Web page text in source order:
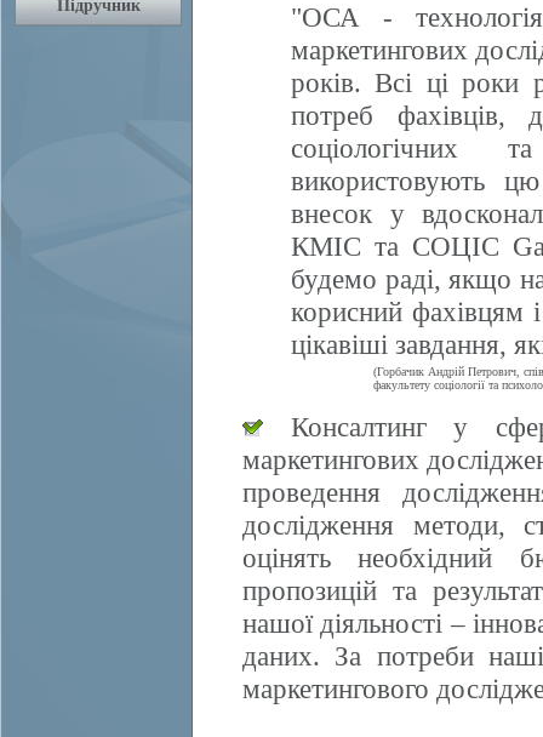
"ОСА -
маркетингових
років. Всі ці роки
потреб фахівців,
соціологічних
використовують
внесок у
КМІС та СОЦІС
будемо раді, якщо
корисний фахівцям
цікавіші завдання,
(Горбачик Андрій Петрович,
факультету соціології та
Консалтинг у
маркетингових
проведення
дослідження методи,
оцінять необхідний
пропозицій та
нашої діяльності –
даних. За потреби
маркетингового